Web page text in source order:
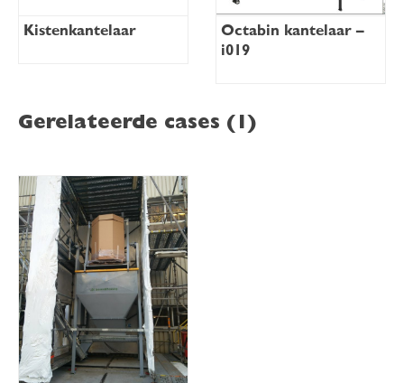
Kistenkantelaar
Octabin kantelaar –
i019
Gerelateerde cases (1)